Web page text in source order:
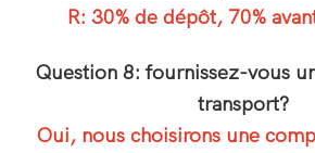
R: 30% de dépôt, 70%
Question 8: fournissez-vous
transport?
Oui, nous choisirons une